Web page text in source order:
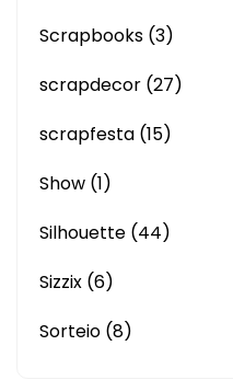
Scrapbooks (3)
scrapdecor (27)
scrapfesta (15)
Show (1)
Silhouette (44)
Sizzix (6)
Sorteio (8)